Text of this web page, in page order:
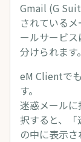
Gmail (G
されている
ールサービ
分けられます。
eM Clientで
す。
迷惑メール
択すると、
の中に表示さ